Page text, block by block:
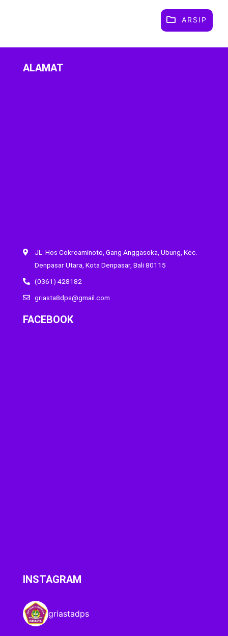
ARSIP
ALAMAT
JL. Hos Cokroaminoto, Gang Anggasoka, Ubung, Kec.
Denpasar Utara, Kota Denpasar, Bali 80115
(0361) 428182
griasta8dps@gmail.com
FACEBOOK
INSTAGRAM
griastadps